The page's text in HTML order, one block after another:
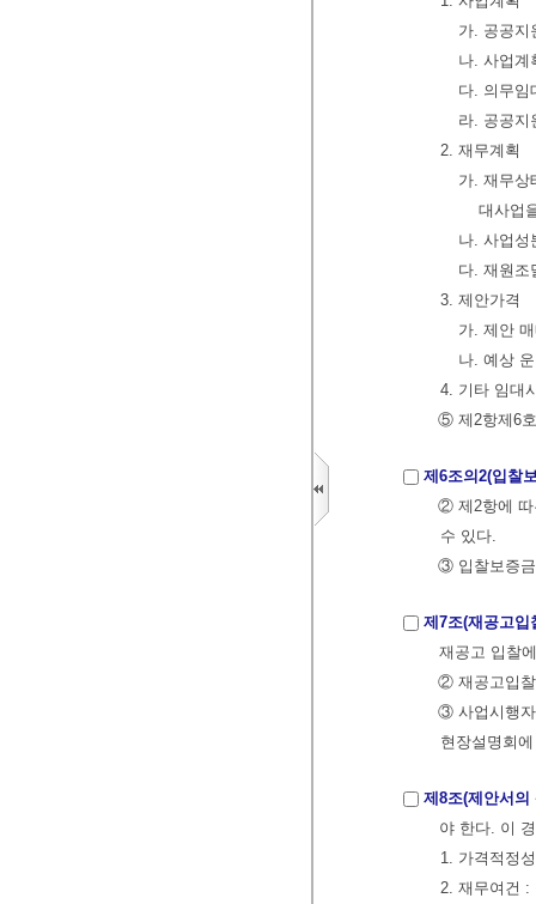
가. 공공
나. 사업계
다. 의무임
라. 공공지
2. 재무계획
가. 재무상
대사업
나. 사업
다. 재원
3. 제안가격
가. 제안
나. 예상
4. 기타 임대
⑤ 제2항제6
제6조의2(입찰
② 제2항에 따
수 있다.
③ 입찰보증금
제7조(재공고입
재공고 입찰
② 재공고입
③ 사업시행자
현장설명회
제8조(제안서의
야 한다. 이
1. 가격적정
2. 재무여건